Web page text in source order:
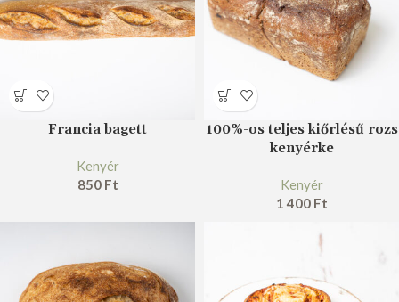
Francia bagett
Kenyér
850 Ft
100%-os teljes kiőrlésű rozs
kenyérke
Kenyér
1 400 Ft